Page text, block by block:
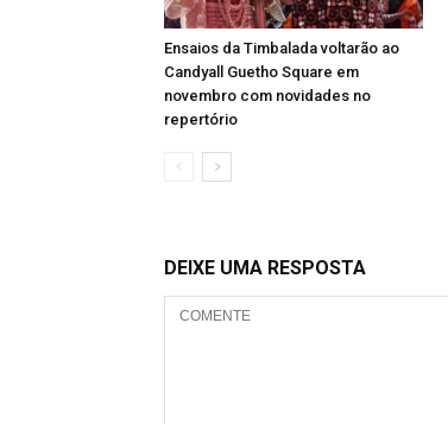
Ensaios da Timbalada voltarão ao
Candyall Guetho Square em
novembro com novidades no
repertório
DEIXE UMA RESPOSTA